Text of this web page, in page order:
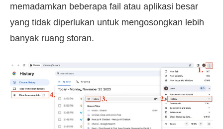
memadamkan beberapa fail atau aplikasi besar
yang tidak diperlukan untuk mengosongkan lebih
banyak ruang storan.